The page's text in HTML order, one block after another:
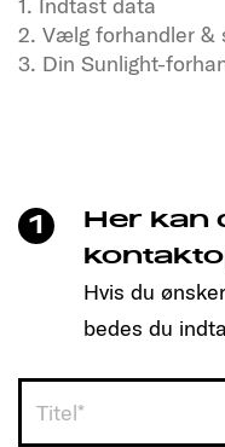
2. Vælg forhandler &
3. Din Sunlight-
Så enkelt
1. Indtast data
2. Vælg forhandler &
1
Her kan
Hvis du
bedes du
Titel*